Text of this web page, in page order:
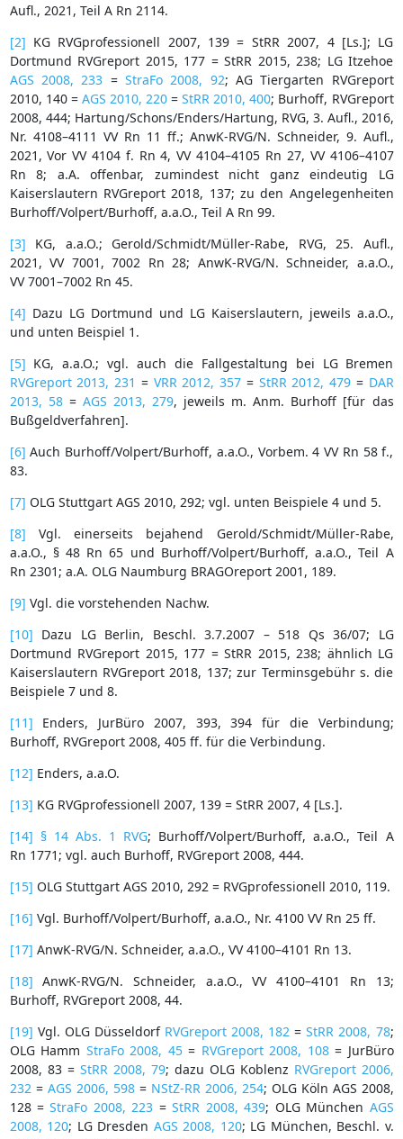
Aufl., 2021, Teil A Rn 2114.
[2] KG RVGprofessionell 2007, 139 = StRR 2007, 4 [Ls.]; LG
Dortmund RVGreport 2015, 177 = StRR 2015, 238; LG Itzehoe
AGS 2008, 233 = StraFo 2008, 92; AG Tiergarten RVGreport
2010, 140 = AGS 2010, 220=StRR 2010, 400; Burhoff, RVGreport
2008, 444; Hartung/Schons/Enders/Hartung, RVG, 3. Aufl., 2016,
Nr. 4108–4111 VV Rn 11 ff.; AnwK-RVG/N. Schneider, 9. Aufl.,
2021, Vor VV 4104 f. Rn 4, VV 4104–4105 Rn 27, VV 4106–4107
Rn 8; a.A. offenbar, zumindest nicht ganz eindeutig LG
Kaiserslautern RVGreport 2018, 137; zu den Angelegenheiten
Burhoff/Volpert/Burhoff, a.a.O., Teil A Rn 99.
[3] KG, a.a.O.; Gerold/Schmidt/Müller-Rabe, RVG, 25. Aufl.,
2021, VV 7001, 7002 Rn 28; AnwK-RVG/N. Schneider, a.a.O.,
VV 7001–7002 Rn 45.
[4] Dazu LG Dortmund und LG Kaiserslautern, jeweils a.a.O.,
und unten Beispiel 1.
[5] KG, a.a.O.; vgl. auch die Fallgestaltung bei LG Bremen
RVGreport 2013, 231 = VRR 2012, 357 = StRR 2012, 479 = DAR
2013, 58= AGS 2013, 279, jeweils m. Anm. Burhoff [für das
Bußgeldverfahren].
[6] Auch Burhoff/Volpert/Burhoff, a.a.O., Vorbem. 4 VV Rn 58 f.,
83.
[7] OLG Stuttgart AGS 2010, 292; vgl. unten Beispiele 4 und 5.
[8] Vgl. einerseits bejahend Gerold/Schmidt/Müller-Rabe,
a.a.O., § 48 Rn 65 und Burhoff/Volpert/Burhoff, a.a.O., Teil A
Rn 2301; a.A. OLG Naumburg BRAGOreport 2001, 189.
[9] Vgl. die vorstehenden Nachw.
[10] Dazu LG Berlin, Beschl. 3.7.2007 – 518 Qs 36/07; LG
Dortmund RVGreport 2015, 177 = StRR 2015, 238; ähnlich LG
Kaiserslautern RVGreport 2018, 137; zur Terminsgebühr s. die
Beispiele 7 und 8.
[11] Enders, JurBüro 2007, 393, 394 für die Verbindung;
Burhoff, RVGreport 2008, 405 ff. für die Verbindung.
[12] Enders, a.a.O.
[13] KG RVGprofessionell 2007, 139 = StRR 2007, 4 [Ls.].
[14] § 14 Abs. 1 RVG; Burhoff/Volpert/Burhoff, a.a.O., Teil A
Rn 1771; vgl. auch Burhoff, RVGreport 2008, 444.
[15] OLG Stuttgart AGS 2010, 292 = RVGprofessionell 2010, 119.
[16] Vgl. Burhoff/Volpert/Burhoff, a.a.O., Nr. 4100 VV Rn 25 ff.
[17] AnwK-RVG/N. Schneider, a.a.O., VV 4100–4101 Rn 13.
[18] AnwK-RVG/N. Schneider, a.a.O., VV 4100–4101 Rn 13;
Burhoff, RVGreport 2008, 44.
[19] Vgl. OLG Düsseldorf RVGreport 2008, 182 =StRR 2008, 78;
OLG Hamm StraFo 2008, 45= RVGreport 2008, 108= JurBüro
2008, 83 = StRR 2008, 79; dazu OLG Koblenz RVGreport 2006,
232 = AGS 2006, 598= NStZ-RR 2006, 254; OLG Köln AGS 2008,
128 =StraFo 2008, 223 =StRR 2008, 439; OLG München AGS
2008, 120; LG Dresden AGS 2008, 120; LG München, Beschl. v.